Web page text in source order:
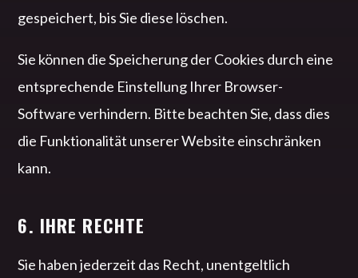
gespeichert, bis Sie diese löschen.
Sie können die Speicherung der Cookies durch eine
entsprechende Einstellung Ihrer Browser-
Software verhindern. Bitte beachten Sie, dass dies
die Funktionalität unserer Website einschränken
kann.
6. IHRE RECHTE
Sie haben jederzeit das Recht, unentgeltlich